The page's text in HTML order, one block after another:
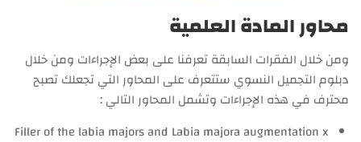
محاور المادة العلمية
ومن خلال الفقرات السابقة تعرفنا على بعض الإجراءات ومن خلال
دبلوم التجميل النسوي ستتعرف على المحاور التي تجعلك تصبح
محترف في هذه الإجراءات وتشمل المحاور التالي :
Filler of the labia majors and Labia majora augmentation x